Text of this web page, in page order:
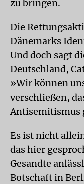
zu bringen.
Die
Dänemarks
Und doch sagt
Deutschland,
»Wir können
verschließen,
Antisemitismus
Es ist nicht
das hier
Gesandte
Botschaft in